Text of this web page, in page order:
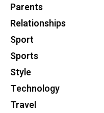
Parents
Relationships
Sport
Sports
Style
Technology
Travel